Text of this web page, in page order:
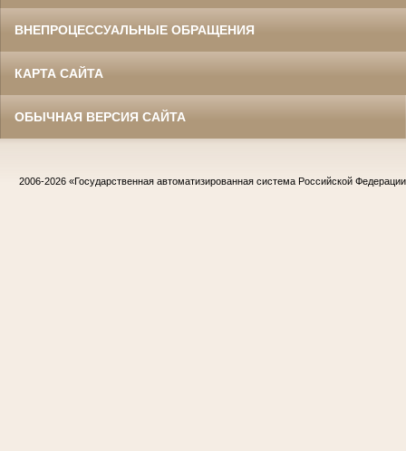
ВНЕПРОЦЕССУАЛЬНЫЕ ОБРАЩЕНИЯ
КАРТА САЙТА
ОБЫЧНАЯ ВЕРСИЯ САЙТА
2006-2026 «Государственная автоматизированная система Российской